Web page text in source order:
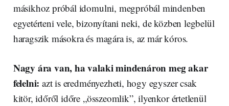
másikhoz próbál idomulni, megpróbál mindenben
egyetérteni vele, bizonyítani neki, de közben legbelül
haragszik másokra és magára is, az már kóros.
Nagy ára van, ha valaki mindenáron meg akar
felelni: azt is eredményezheti, hogy egyszer csak
kitör, időről időre „összeomlik”, ilyenkor értetlenül